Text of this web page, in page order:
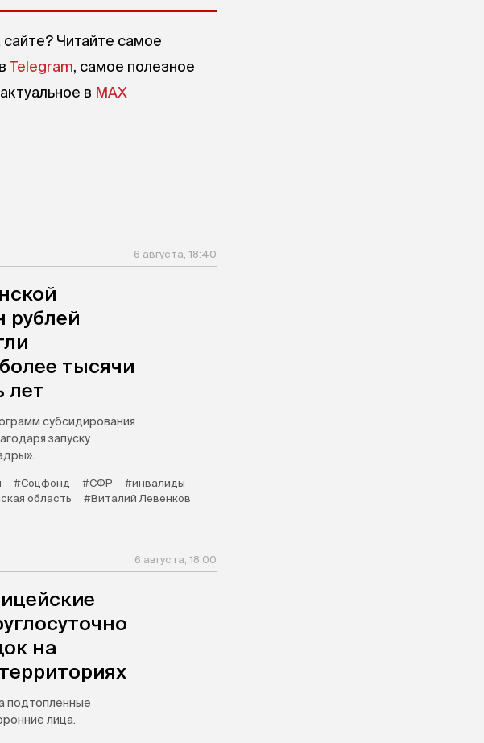
Читайте самое
Telegram, самое полезное
в MAX
6 августа, 18:40
рублей
тысячи
лет
субсидирования
запуску
#Соцфонд #СФР
#инвалиды
область
#Виталий Левенков
6 августа, 18:00
на
подтопленные
лица.